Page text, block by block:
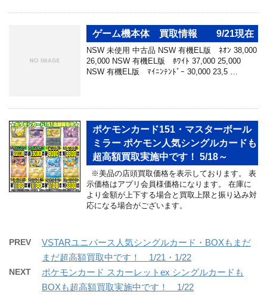
ゲーム機本体 買取情報 9/21現在
NSW 未使用 中古品 NSW 有機EL版 ﾈｵﾝ 38,000
26,000 NSW 有機EL版 ﾎﾜｲﾄ 37,000 25,000
NSW 有機EL版 ﾏｲﾆﾝﾃﾝﾄﾞｰ 30,000 23,5 …
ポケモンカード151・マスターボール
ミラー ポケモン人気シングルカードも
超高額買取実施中です！ 5/18～
※美品の店頭買取価格を表示しております。 表
示価格はアプリ会員様価格になります。 在庫に
より金額が上下する場合と買取上限と振り込み対
応になる場合がございます。
PREV
VSTARユニバース人気シングルカード・BOXもまだ
まだ超高額買取中です！ 1/21・1/22
NEXT
ポケモンカード スカーレットex シングルカードも
BOXも超高額買取実施中です！ 1/22